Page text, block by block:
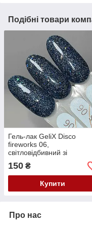
Подібні товари
Гель-лак GeliX Disco
fireworks 06,
світловідбивний зі
шматочками битого скла
150 ₴
Купити
Про нас